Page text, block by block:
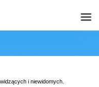
i niewidomych.